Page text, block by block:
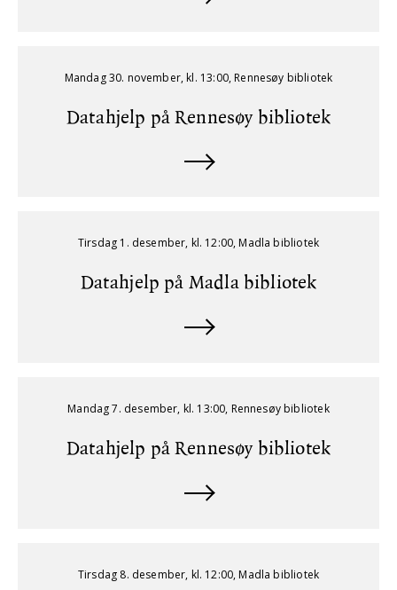
Mandag 30. november, kl. 13:00, Rennesøy bibliotek
Datahjelp på Rennesøy bibliotek
Tirsdag 1. desember, kl. 12:00, Madla bibliotek
Datahjelp på Madla bibliotek
Mandag 7. desember, kl. 13:00, Rennesøy bibliotek
Datahjelp på Rennesøy bibliotek
Tirsdag 8. desember, kl. 12:00, Madla bibliotek